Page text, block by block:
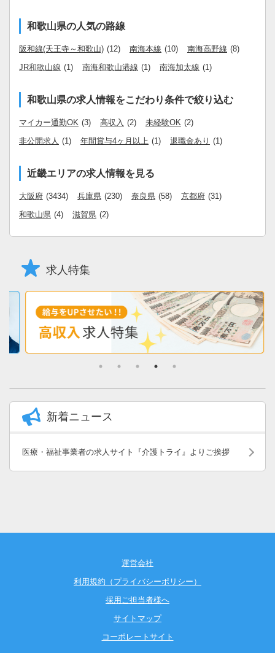
和歌山県の人気の路線
阪和線(天王寺～和歌山) (12) 南海本線 (10) 南海高野線 (8)
JR和歌山線 (1) 南海和歌山港線 (1) 南海加太線 (1)
和歌山県の求人情報をこだわり条件で絞り込む
マイカー通勤OK (3) 高収入 (2) 未経験OK (2)
非公開求人 (1) 年間賞与4ヶ月以上 (1) 退職金あり (1)
近畿エリアの求人情報を見る
大阪府 (3434) 兵庫県 (230) 奈良県 (58) 京都府 (31)
和歌山県 (4) 滋賀県 (2)
求人特集
新着ニュース
医療・福祉事業者の求人サイト『介護トライ』よりご挨拶
運営会社
利用規約（プライバシーポリシー）
採用ご担当者様へ
サイトマップ
コーポレートサイト